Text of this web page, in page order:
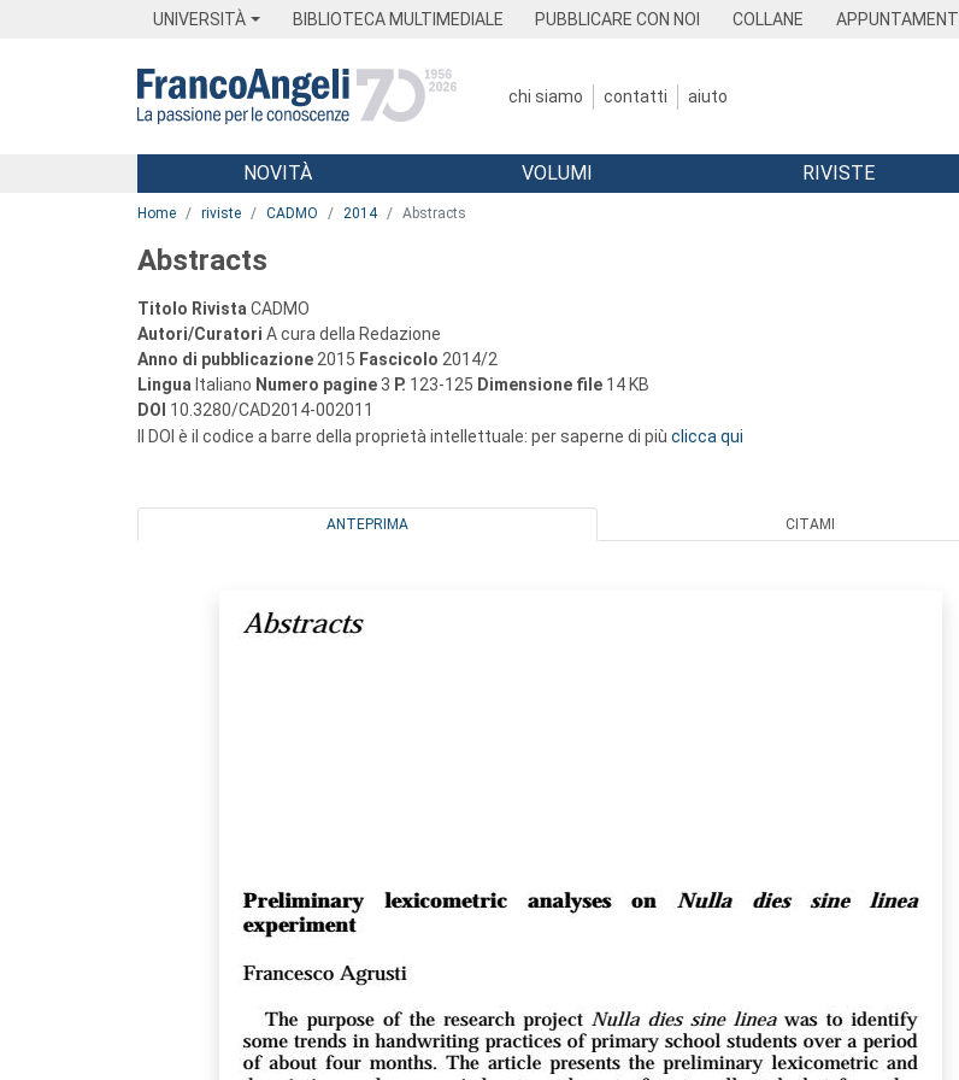
UNIVERSITÀ BIBLIOTECA MULTIMEDIALE PUBBLICARE CON NOI COLLANE APPUNTAMENTI
chi siamo contatti aiuto
Menu
NOVITÀ VOLUMI RIVISTE
Home riviste CADMO 2014 Abstracts
Abstracts
Titolo Rivista CADMO
Autori/Curatori A cura della Redazione
Anno di pubblicazione 2015 Fascicolo 2014/2
Lingua Italiano Numero pagine 3 P. 123-125 Dimensione file 14 KB
DOI 10.3280/CAD2014-002011
Il DOI è il codice a barre della proprietà intellettuale: per saperne di più clicca qui
ANTEPRIMA CITAMI